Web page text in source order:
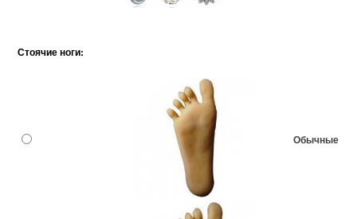
Стоячие ноги:
Обычные